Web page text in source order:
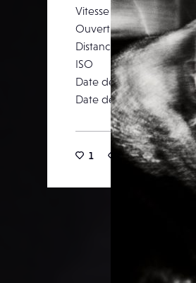
Vitesse d’obturation
Ouverture
Distance focale
ISO
Date de prise de vue
Date de publication
1 6